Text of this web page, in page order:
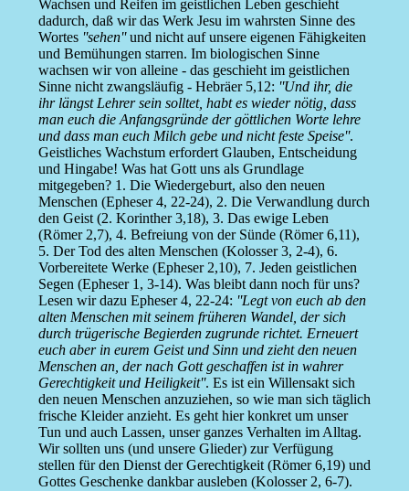
Wachsen und Reifen im geistlichen Leben geschieht
dadurch, daß wir das Werk Jesu im wahrsten Sinne des
Wortes ''sehen''und nicht auf unsere eigenen Fähigkeiten
und Bemühungen starren. Im biologischen Sinne
wachsen wir von alleine - das geschieht im geistlichen
Sinne nicht zwangsläufig - Hebräer 5,12: ''Und ihr, die
ihr längst Lehrer sein solltet, habt es wieder nötig, dass
man euch die Anfangsgründe der göttlichen Worte lehre
und dass man euch Milch gebe und nicht feste Speise''.
Geistliches Wachstum erfordert Glauben, Entscheidung
und Hingabe! Was hat Gott uns als Grundlage
mitgegeben? 1. Die Wiedergeburt, also den neuen
Menschen (Epheser 4, 22-24), 2. Die Verwandlung durch
den Geist (2. Korinther 3,18), 3. Das ewige Leben
(Römer 2,7), 4. Befreiung von der Sünde (Römer 6,11),
5. Der Tod des alten Menschen (Kolosser 3, 2-4), 6.
Vorbereitete Werke (Epheser 2,10), 7. Jeden geistlichen
Segen (Epheser 1, 3-14). Was bleibt dann noch für uns?
Lesen wir dazu Epheser 4, 22-24: ''Legt von euch ab den
alten Menschen mit seinem früheren Wandel, der sich
durch trügerische Begierden zugrunde richtet. Erneuert
euch aber in eurem Geist und Sinn und zieht den neuen
Menschen an, der nach Gott geschaffen ist in wahrer
Gerechtigkeit und Heiligkeit''. Es ist ein Willensakt sich
den neuen Menschen anzuziehen, so wie man sich täglich
frische Kleider anzieht. Es geht hier konkret um unser
Tun und auch Lassen, unser ganzes Verhalten im Alltag.
Wir sollten uns (und unsere Glieder) zur Verfügung
stellen für den Dienst der Gerechtigkeit (Römer 6,19) und
Gottes Geschenke dankbar ausleben (Kolosser 2, 6-7).